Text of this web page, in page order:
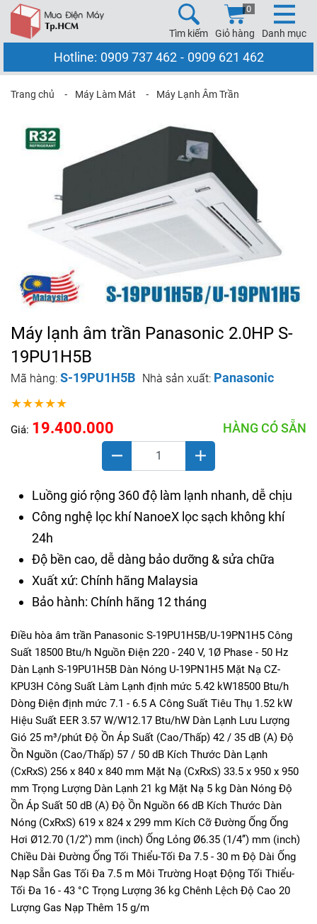
Tìm kiếm Giỏ hàng
0
Danh mục
Hotline: 0909 737 462 - 0909 621 462
Trang chủ ⁃ Máy Làm Mát ⁃ Máy Lạnh Âm Trần
Máy lạnh âm trần Panasonic 2.0HP S-
19PU1H5B
Mã hàng: S-19PU1H5B Nhà sản xuất: Panasonic
★★★★★
Giá: 19.400.000 HÀNG CÓ SẴN
Luồng gió rộng 360 độ làm lạnh nhanh, dễ chịu
Công nghệ lọc khí NanoeX lọc sạch không khí
24h
Độ bền cao, dễ dàng bảo dưỡng & sửa chữa
Xuất xứ: Chính hãng Malaysia
Bảo hành: Chính hãng 12 tháng
Điều hòa âm trần Panasonic S-19PU1H5B/U-19PN1H5 Công
Suất 18500 Btu/h Nguồn Điện 220 - 240 V, 1Ø Phase - 50 Hz
Dàn Lạnh S-19PU1H5B Dàn Nóng U-19PN1H5 Mặt Nạ CZ-
KPU3H Công Suất Làm Lạnh định mức 5.42 kW18500 Btu/h
Dòng Điện định mức 7.1 - 6.5 A Công Suất Tiêu Thụ 1.52 kW
Hiệu Suất EER 3.57 W/W12.17 Btu/hW Dàn Lạnh Lưu Lượng
Gió 25 m³/phút Độ Ồn Áp Suất (Cao/Thấp) 42 / 35 dB (A) Độ
Ồn Nguồn (Cao/Thấp) 57 / 50 dB Kích Thước Dàn Lạnh
(CxRxS) 256 x 840 x 840 mm Mặt Nạ (CxRxS) 33.5 x 950 x 950
mm Trọng Lượng Dàn Lạnh 21 kg Mặt Nạ 5 kg Dàn Nóng Độ
Ồn Áp Suất 50 dB (A) Độ Ồn Nguồn 66 dB Kích Thước Dàn
Nóng (CxRxS) 619 x 824 x 299 mm Kích Cỡ Đường Ống Ống
Hơi Ø12.70 (1/2’') mm (inch) Ống Lỏng Ø6.35 (1/4’’) mm (inch)
Chiều Dài Đường Ống Tối Thiểu-Tối Đa 7.5 - 30 m Độ Dài Ống
Nạp Sẵn Gas Tối Đa 7.5 m Môi Trường Hoạt Động Tối Thiểu-
Tối Đa 16 - 43 °C Trọng Lượng 36 kg Chênh Lệch Độ Cao 20
Lượng Gas Nạp Thêm 15 g/m